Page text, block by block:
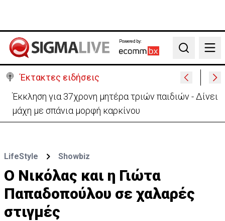
Powered by:
Search
Έκτακτες ειδήσεις
Γερμανία: Συγκρούστηκαν δύο τραμ - Τουλάχιστον
25 τραυματίες, οι 7 σοβαρά
LifeStyle Showbiz
O Νικόλας και η Γιώτα
Παπαδοπούλου σε χαλαρές
στιγμές